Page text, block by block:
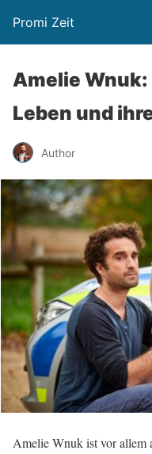
Promi Zeit
Amelie
Leben und
Author
Amelie Wnuk ist vor allem